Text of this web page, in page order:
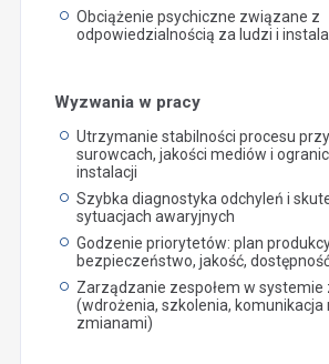
Obciążenie psychiczne związane z
odpowiedzialnością za ludzi i
Wyzwania w pracy
Utrzymanie stabilności procesu
surowcach, jakości mediów i
instalacji
Szybka diagnostyka odchyleń i
sytuacjach awaryjnych
Godzenie priorytetów: plan
bezpieczeństwo, jakość,
Zarządzanie zespołem w
(wdrożenia, szkolenia, komunikacja
zmianami)